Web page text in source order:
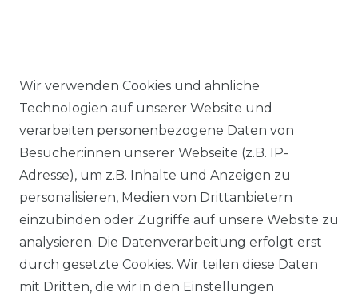
Ähnlicher Artikel
Redmond - Casual Fit - Herren
Cardigan College Strickjacke
in verschiedenen Farben
(Art.Nr.: 627)
UVP 59,99 €
ab 58,99 € *
Wir verwenden Cookies und ähnliche
Technologien auf unserer Website und
verarbeiten personenbezogene Daten von
Besucher:innen unserer Webseite (z.B. IP-
Adresse), um z.B. Inhalte und Anzeigen zu
personalisieren, Medien von Drittanbietern
einzubinden oder Zugriffe auf unsere Website zu
analysieren. Die Datenverarbeitung erfolgt erst
durch gesetzte Cookies. Wir teilen diese Daten
mit Dritten, die wir in den Einstellungen